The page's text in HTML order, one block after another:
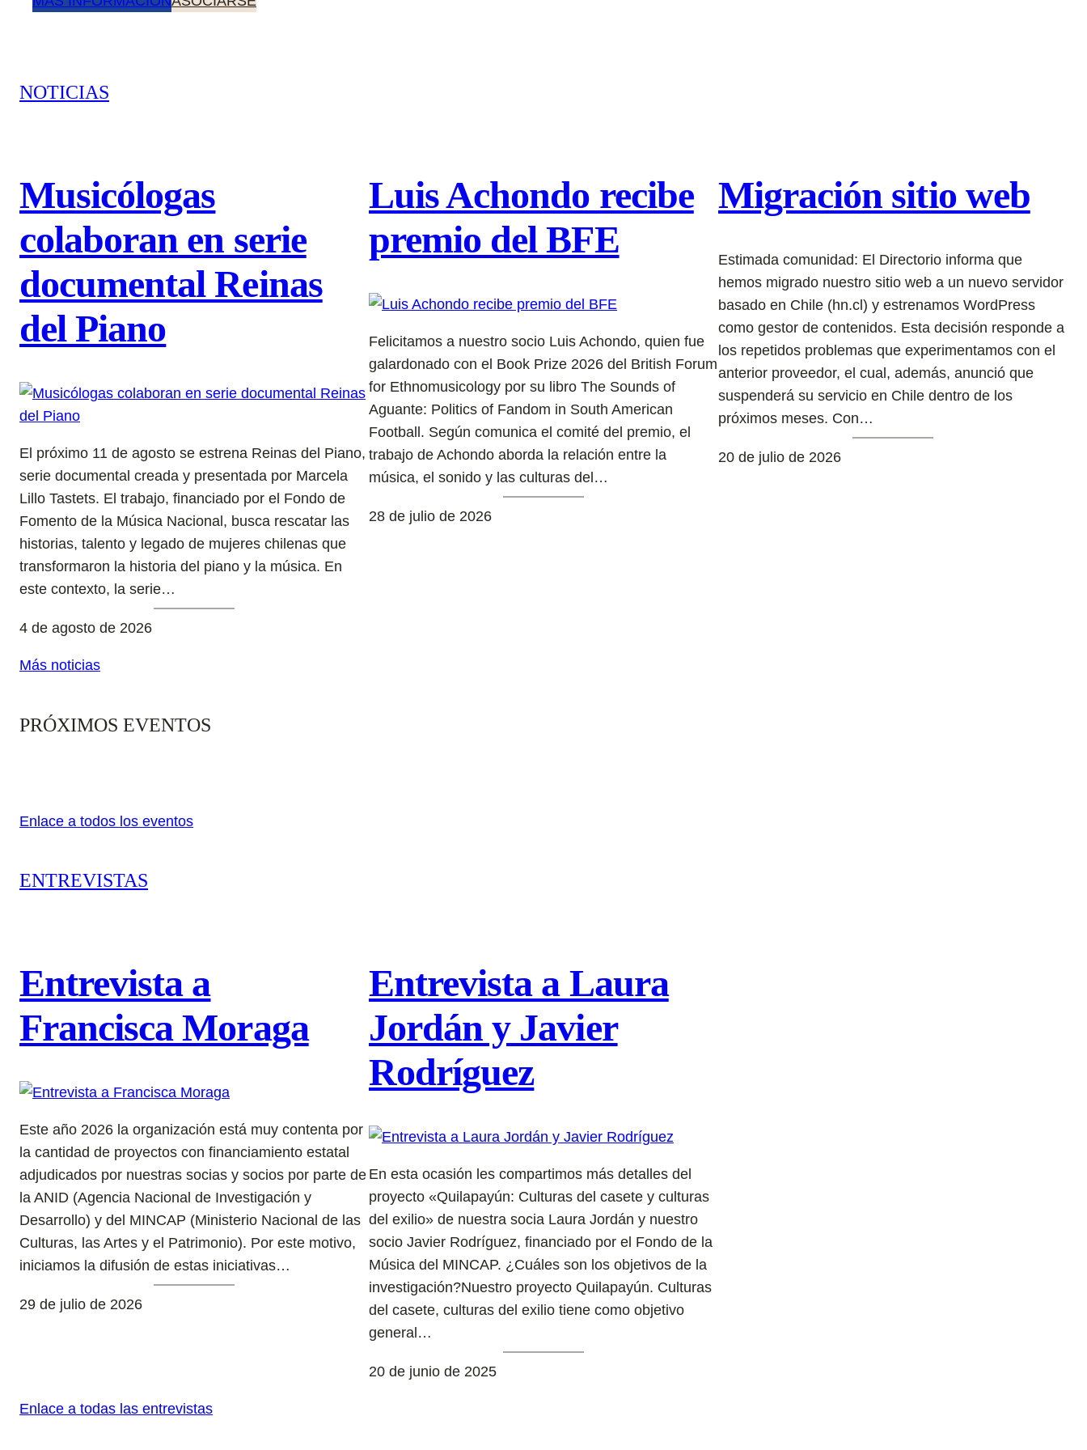
NOTICIAS
Musicólogas
colaboran en serie
documental Reinas
del Piano
El próximo 11 de agosto se estrena Reinas del Piano,
serie documental creada y presentada por Marcela
Lillo Tastets. El trabajo, financiado por el Fondo de
Fomento de la Música Nacional, busca rescatar las
historias, talento y legado de mujeres chilenas que
transformaron la historia del piano y la música. En
este contexto, la serie…
4 de agosto de 2026
Luis Achondo recibe
premio del BFE
Felicitamos a nuestro socio Luis Achondo, quien fue
galardonado con el Book Prize 2026 del British Forum
for Ethnomusicology por su libro The Sounds of
Aguante: Politics of Fandom in South American
Football. Según comunica el comité del premio, el
trabajo de Achondo aborda la relación entre la
música, el sonido y las culturas del…
28 de julio de 2026
Migración sitio web
Estimada comunidad: El Directorio informa que
hemos migrado nuestro sitio web a un nuevo servidor
basado en Chile (hn.cl) y estrenamos WordPress
como gestor de contenidos. Esta decisión responde a
los repetidos problemas que experimentamos con el
anterior proveedor, el cual, además, anunció que
suspenderá su servicio en Chile dentro de los
próximos meses. Con…
20 de julio de 2026
Más noticias
PRÓXIMOS EVENTOS
Enlace a todos los eventos
ENTREVISTAS
Entrevista a
Francisca Moraga
Este año 2026 la organización está muy contenta por
la cantidad de proyectos con financiamiento estatal
adjudicados por nuestras socias y socios por parte de
la ANID (Agencia Nacional de Investigación y
Desarrollo) y del MINCAP (Ministerio Nacional de las
Culturas, las Artes y el Patrimonio). Por este motivo,
iniciamos la difusión de estas iniciativas…
29 de julio de 2026
Entrevista a Laura
Jordán y Javier
Rodríguez
En esta ocasión les compartimos más detalles del
proyecto «Quilapayún: Culturas del casete y culturas
del exilio» de nuestra socia Laura Jordán y nuestro
socio Javier Rodríguez, financiado por el Fondo de la
Música del MINCAP. ¿Cuáles son los objetivos de la
investigación?Nuestro proyecto Quilapayún. Culturas
del casete, culturas del exilio tiene como objetivo
general…
20 de junio de 2025
Enlace a todas las entrevistas